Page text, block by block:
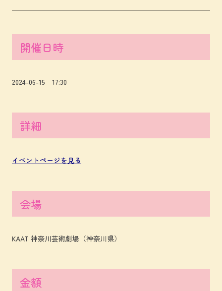
開催日時
2024-06-15 17:30
詳細
イベントページを見る
会場
KAAT 神奈川芸術劇場（神奈川県）
金額